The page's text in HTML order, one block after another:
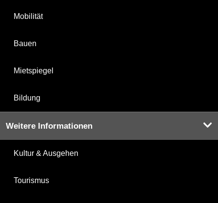
Mobilität
Bauen
Mietspiegel
Bildung
Weitere Informationen
Kultur & Ausgehen
Tourismus